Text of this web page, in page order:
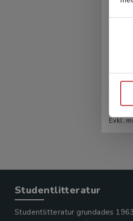
Exkl.
Studentlitteratur
Studentlitteratur grundades